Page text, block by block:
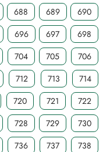
688 689
690
696 697
698
704 705
706
712 713
714
720 721
722
728 729
730
736 737
738